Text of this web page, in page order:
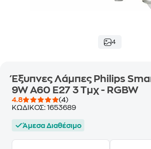
4
Έξυπνες Λάμπες Philips
9W A60 E27 3 Τμχ - RGBW
4.8
(4)
ΚΩΔΙΚΟΣ: 1653689
Άμεσα Διαθέσιμο